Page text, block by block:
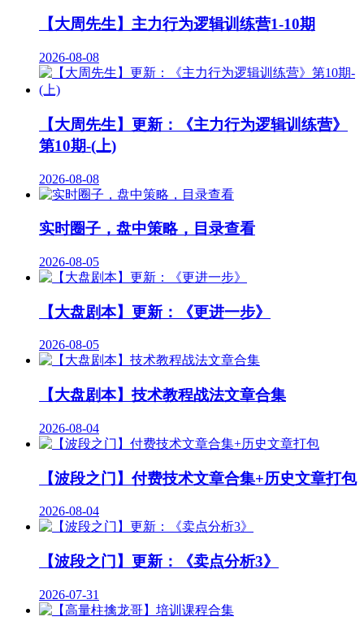
【大周先生】主力行为逻辑训练营1-10期
2026-08-08
【大周先生】更新：《主力行为逻辑训练营》
第10期-(上)
2026-08-08
实时圈子，盘中策略，目录查看
2026-08-05
【大盘剧本】更新：《更进一步》
2026-08-05
【大盘剧本】技术教程战法文章合集
2026-08-04
【波段之门】付费技术文章合集+历史文章打包
2026-08-04
【波段之门】更新：《卖点分析3》
2026-07-31